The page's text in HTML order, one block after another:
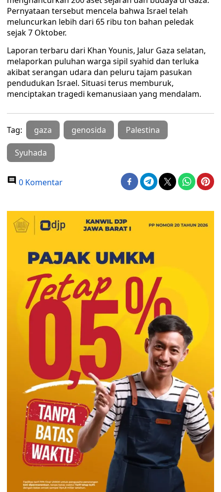
Pernyataan tersebut mencela bahwa Israel telah
meluncurkan lebih dari 65 ribu ton bahan peledak
sejak 7 Oktober.
Laporan terbaru dari Khan Younis, Jalur Gaza selatan,
melaporkan puluhan warga sipil syahid dan terluka
akibat serangan udara dan peluru tajam pasukan
pendudukan Israel. Situasi terus memburuk,
menciptakan tragedi kemanusiaan yang mendalam.
Tag: gaza genosida Palestina
Syuhada
0 Komentar